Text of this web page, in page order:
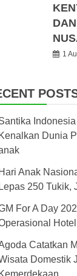
1
Kenalkan Dunia
Hari Anak
Lepas 250 Tukik,
For A Day
Catatkan
Domestik